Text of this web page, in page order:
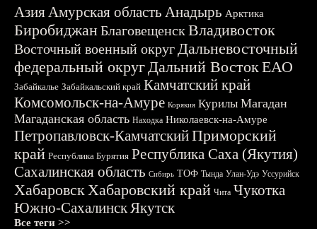
АзияАмурская область Анадырь Арктика
БиробиджанБлаговещенскВладивосток
Восточный военный округДальневосточный
федеральный округДальний ВостокЕАО
Забайкалье Забайкальский край Камчатский край
Комсомольск-на-Амуре Корякия Курилы Магадан
Магаданская область Находка Николаевск-на-Амуре
Петропавловск-КамчатскийПриморский
край Республика Бурятия Республика Саха (Якутия)
Сахалинская область Сибирь ТОФ Тында Улан-Удэ Уссурийск
ХабаровскХабаровский край Чита Чукотка
Южно-СахалинскЯкутск
Все теги >>